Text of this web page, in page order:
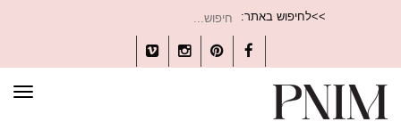
>>לחיפוש באתר:
עבור:
Facebook
Pinterest
Instagram
Vimeo